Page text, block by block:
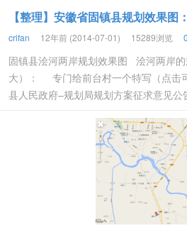
【整理】安徽省固镇县规划效果图
crifan 12年前 (2014-07-01) 15289浏览
固镇县浍河两岸规划效果图 浍河两岸
大）： 专门给前台村一个特写（点击
县人民政府–规划局规划方案征求意见公